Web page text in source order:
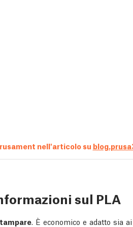
nell'articolo su
sul PLA
. È economico e adatto sia